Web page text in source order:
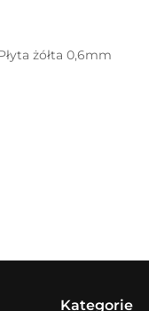
żółta 0,6mm
Kategorie